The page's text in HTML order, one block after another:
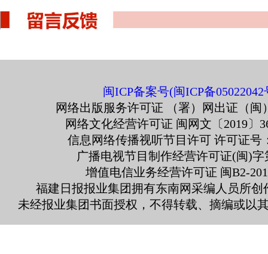
闽ICP备案号(闽ICP备05022042
网络出版服务许可证 （署）网出证（闽
网络文化经营许可证 闽网文〔2019〕
信息网络传播视听节目许可 许可证号
广播电视节目制作经营许可证(闽)字
增值电信业务经营许可证 闽B2-
福建日报报业集团拥有东南网采编人员所创
未经报业集团书面授权，不得转载、摘编或以